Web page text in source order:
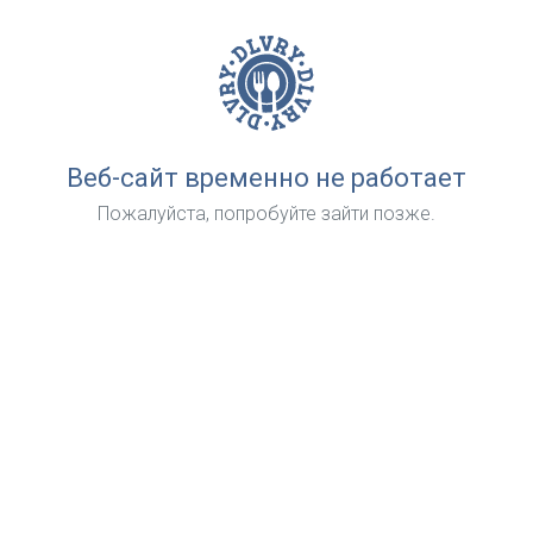
Веб-сайт временно не работает
Пожалуйста, попробуйте зайти позже.